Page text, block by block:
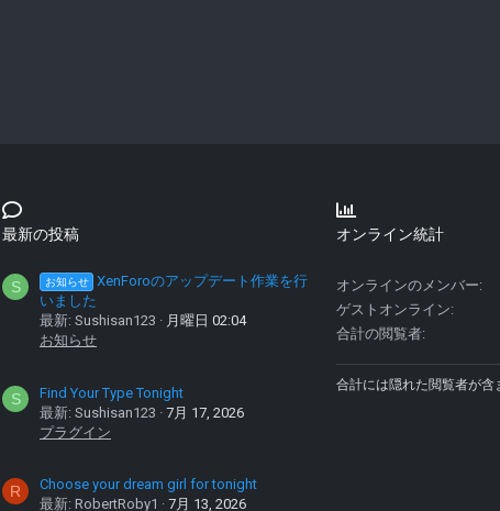
最新の投稿
S お知らせ XenForoのアップデート作業を行
いました
最新: Sushisan123
月曜日 02:04
お知らせ
S
Find Your Type Tonight
最新: Sushisan123
7月 17, 2026
プラグイン
R
Choose your dream girl for tonight
最新: RobertRoby1
7月 13, 2026
オンライン統計
オンラインのメンバー
ゲストオンライン
合計の閲覧者
合計には隠れた閲覧者が含